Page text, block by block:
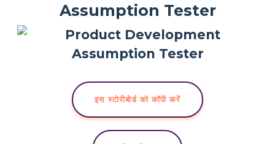
Assumption Tester
इस स्टोरीबोर्ड को कॉपी करें